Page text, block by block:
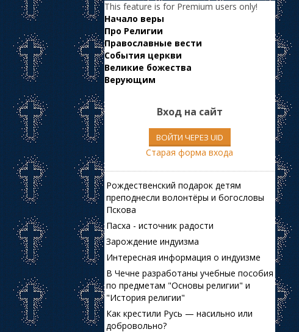
This feature is for Premium users only!
Начало веры
Про Религии
Православные вести
События церкви
Великие божества
Верующим
Вход на сайт
ВОЙТИ ЧЕРЕЗ UID
Старая форма входа
Рождественский подарок детям
преподнесли волонтёры и богословы
Пскова
Пасха - источник радости
Зарождение индуизма
Интересная информация о индуизме
В Чечне разработаны учебные пособия
по предметам "Основы религии" и
"История религии"
Как крестили Русь — насильно или
добровольно?